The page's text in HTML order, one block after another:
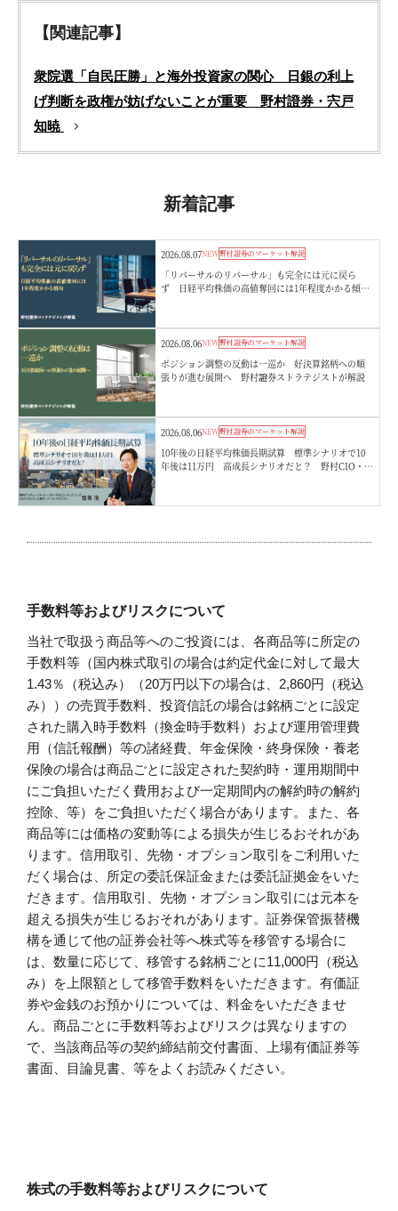
【関連記事】
衆院選「自民圧勝」と海外投資家の関心 日銀の利上
げ判断を政権が妨げないことが重要 野村證券・宍戸
知暁
新着記事
2026.08.07NEW野村證券のマーケット解説
「リバーサルのリバーサル」も完全には元に戻ら
ず 日経平均株価の高値奪回には1年程度かかる傾
2026.08.06NEW野村證券のマーケット解説
ポジション調整の反動は一巡か 好決算銘柄への順
張りが進む展開へ 野村證券ストラテジストが解説
2026.08.06NEW野村證券のマーケット解説
10年後の日経平均株価長期試算 標準シナリオで10
年後は11万円 高成長シナリオだと？ 野村CIO・宮
手数料等およびリスクについて
当社で取扱う商品等へのご投資には、各商品等に所定の
手数料等（国内株式取引の場合は約定代金に対して最大
1.43％（税込み）（20万円以下の場合は、2,860円（税込
み））の売買手数料、投資信託の場合は銘柄ごとに設定
された購入時手数料（換金時手数料）および運用管理費
用（信託報酬）等の諸経費、年金保険・終身保険・養老
保険の場合は商品ごとに設定された契約時・運用期間中
にご負担いただく費用および一定期間内の解約時の解約
控除、等）をご負担いただく場合があります。また、各
商品等には価格の変動等による損失が生じるおそれがあ
ります。信用取引、先物・オプション取引をご利用いた
だく場合は、所定の委託保証金または委託証拠金をいた
だきます。信用取引、先物・オプション取引には元本を
超える損失が生じるおそれがあります。証券保管振替機
構を通じて他の証券会社等へ株式等を移管する場合に
は、数量に応じて、移管する銘柄ごとに11,000円（税込
み）を上限額として移管手数料をいただきます。有価証
券や金銭のお預かりについては、料金をいただきませ
ん。商品ごとに手数料等およびリスクは異なりますの
で、当該商品等の契約締結前交付書面、上場有価証券等
書面、目論見書、等をよくお読みください。
株式の手数料等およびリスクについて